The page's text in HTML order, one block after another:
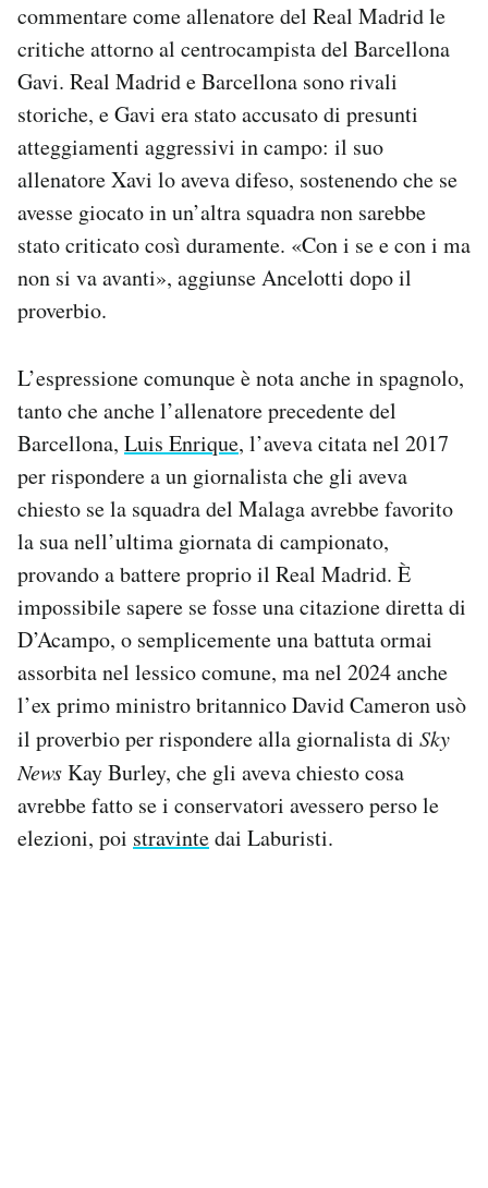
commentare come allenatore del Real Madrid le
critiche attorno al centrocampista del Barcellona
Gavi. Real Madrid e Barcellona sono rivali
storiche, e Gavi era stato accusato di presunti
atteggiamenti aggressivi in campo: il suo
allenatore Xavi lo aveva difeso, sostenendo che se
avesse giocato in un’altra squadra non sarebbe
stato criticato così duramente. «Con i se e con i ma
non si va avanti», aggiunse Ancelotti dopo il
proverbio.
L’espressione comunque è nota anche in spagnolo,
tanto che anche l’allenatore precedente del
Barcellona, Luis Enrique, l’aveva citata nel 2017
per rispondere a un giornalista che gli aveva
chiesto se la squadra del Malaga avrebbe favorito
la sua nell’ultima giornata di campionato,
provando a battere proprio il Real Madrid. È
impossibile sapere se fosse una citazione diretta di
D’Acampo, o semplicemente una battuta ormai
assorbita nel lessico comune, ma nel 2024 anche
l’ex primo ministro britannico David Cameron usò
il proverbio per rispondere alla giornalista di Sky
NewsKay Burley, che gli aveva chiesto cosa
avrebbe fatto se i conservatori avessero perso le
elezioni, poi stravintedai Laburisti.